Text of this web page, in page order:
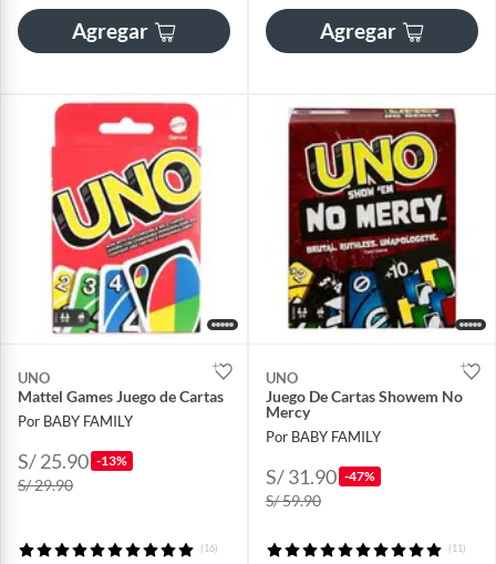
Agregar Agregar
UNO
Mattel Games Juego de Cartas
Por BABY FAMILY
S/ 25.90 -13%
S/ 29.90
(16)
UNO
Juego De Cartas Showem No
Mercy
Por BABY FAMILY
S/ 31.90 -47%
S/ 59.90
(11)